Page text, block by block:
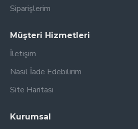
Siparişlerim
Müşteri Hizmetleri
İletişim
Nasıl İade Edebilirim
Site Haritası
Kurumsal